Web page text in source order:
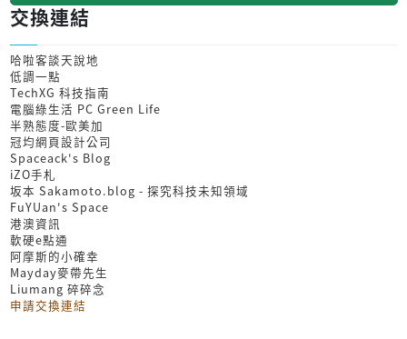
交換連結
哈啦客談天說地
低調一點
TechXG 科技指南
電腦綠生活 PC Green Life
半熟態度-歐美加
冠均網頁設計公司
Spaceack's Blog
iZO手札
坂本 Sakamoto.blog - 探究科技未知領域
FuYUan's Space
港澳資訊
軟硬e點通
阿摩斯的小確幸
Mayday麥帶先生
Liumang 碎碎念
申請交換連結